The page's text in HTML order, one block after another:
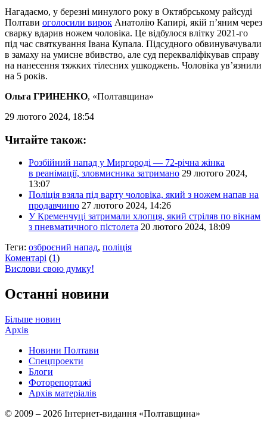
Нагадаємо, у березні минулого року в Октябрському райсуді
Полтави оголосили вирок Анатолію Капирі, якій п’яним через
сварку вдарив ножем чоловіка. Це відбулося влітку 2021-го
під час святкування Івана Купала. Підсудного обвинувачували
в замаху на умисне вбивство, але суд перекваліфікував справу
на нанесення тяжких тілесних ушкоджень. Чоловіка ув’язнили
на 5 років.
Ольга ГРИНЕНКО, «Полтавщина»
29 лютого 2024, 18:54
Читайте також:
Розбійний напад у Миргороді — 72-річна жінка
в реанімації, зловмисника затримано 29 лютого 2024,
13:07
Поліція взяла під варту чоловіка, який з ножем напав на
продавчиню 27 лютого 2024, 14:26
У Кременчуці затримали хлопця, який стріляв по вікнам
з пневматичного пістолета 20 лютого 2024, 18:09
Теги: озброєний напад, поліція
Коментарі (1)
Вислови свою думку!
Останні новини
Більше новин
Архів
Новини Полтави
Спецпроекти
Блоги
Фоторепортажі
Архів матеріалів
© 2009 – 2026 Інтернет-видання «Полтавщина»